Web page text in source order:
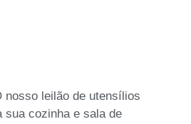
nosso leilão de utensílios
sua cozinha e sala de